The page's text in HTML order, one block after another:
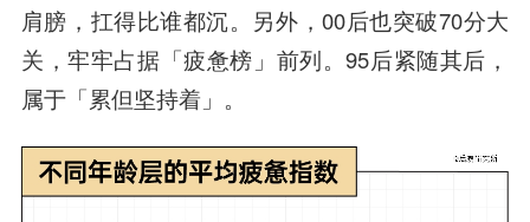
肩膀，扛得比谁都沉。另外，00后也突破70分大
关，牢牢占据「疲惫榜」前列。95后紧随其后，
属于「累但坚持着」。